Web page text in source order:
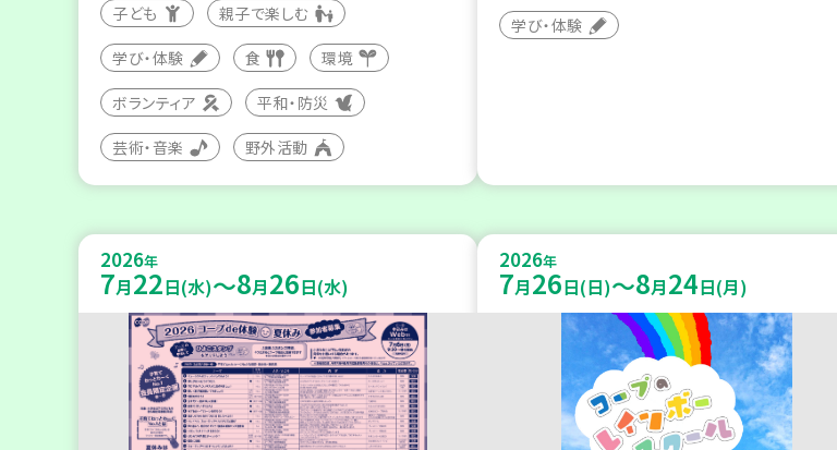
子ども 親子で楽しむ
学び・体験 食 環境
ボランティア 平和・防災
芸術・音楽 野外活動
学び・体験
2026年
7月22日(水)～8月26日(水)
2026年
7月26日(日)～8月24日(月)